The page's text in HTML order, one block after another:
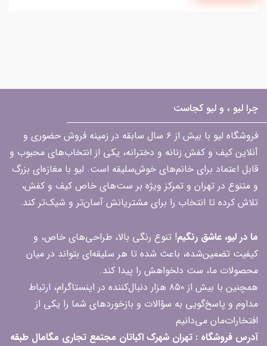
چرا لیو ، و لیو کجاست
فروشگاه لیو با بیش از ۶ سال سابقه در زمینه فروش حضوری و
آنلاین کیف و کفش زنانه و دخترانه، یکی از انتخاب‌های محبوب و
قابل اعتماد برای خانم‌های خوش‌سلیقه است. لیو با مغازه‌ای بزرگ
و متنوع در تهران و تمرکز ویژه بر ست‌های خاص کیف و کفش،
تلاش کرده تا انتخاب را برای مشتریانش آسان‌تر و شیک‌تر کند.
ما در لیو، عاشق رنگیم! تنوع رنگی بالا، طراحی‌های خاص، و
کیفیت تضمین‌شده، باعث شده تا هر سلیقه‌ای بتواند در میان
محصولات ما، ست دلخواهش را پیدا کند.
همچنین با بیش از ۸۵۰ هزار دنبال‌کننده در اینستاگرام، ارتباط
مداوم و پاسخ‌گویی به سؤالات و بازخوردهای شما را یکی از
افتخارات‌مان می‌دانیم
آدرس فروشگاه : تهران شهرک اکباتان مجتمع تجاری مگامال طبقه